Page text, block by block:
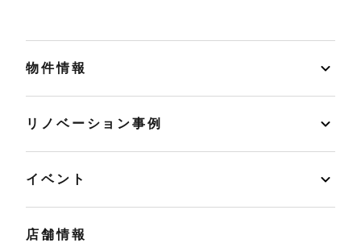
物件情報
リノベーション事例
イベント
店舗情報